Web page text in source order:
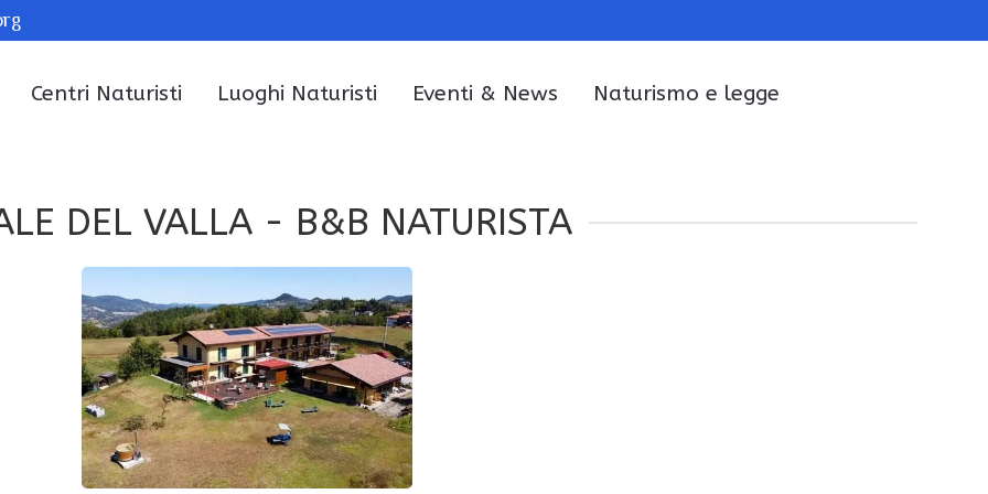
Centri Naturisti Luoghi Naturisti Eventi & News Naturismo e legge
DEL VALLA - B&B NATURISTA